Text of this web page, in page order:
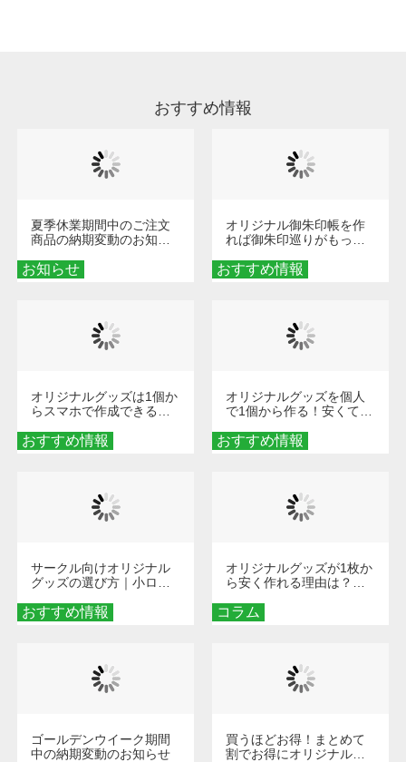
おすすめ情報
お知らせ
夏季休業期間中のご注文
商品の納期変動のお知ら
おすすめ情報
オリジナル御朱印帳を作
れば御朱印巡りがもっと
ダーメイドする魅力と選
び方
おすすめ情報
オリジナルグッズは1個か
らスマホで作成できる！
くなる巾着＆ポーチ活用
術
おすすめ情報
オリジナルグッズを個人
で1個から作る！安くて簡
秘訣
おすすめ情報
サークル向けオリジナル
グッズの選び方｜小ロッ
める秘訣
コラム
オリジナルグッズが1枚か
ら安く作れる理由は？オ
とメリットを解説
ゴールデンウイーク期間
中の納期変動のお知らせ
買うほどお得！まとめて
割でお得にオリジナルグ